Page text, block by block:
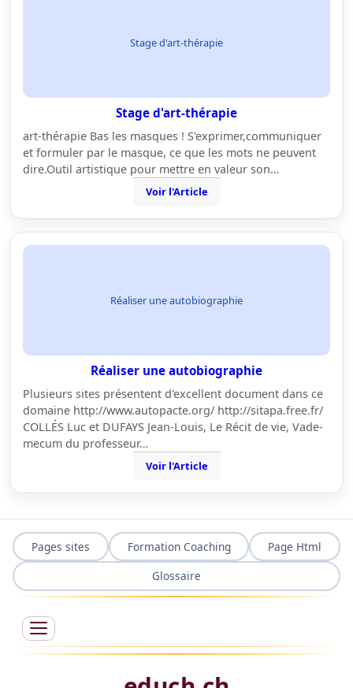
Stage d'art-thérapie
Stage d'art-thérapie
art-thérapie Bas les masques ! S'exprimer,communiquer
et formuler par le masque, ce que les mots ne peuvent
dire.Outil artistique pour mettre en valeur son…
Voir l'Article
Réaliser une autobiographie
Réaliser une autobiographie
Plusieurs sites présentent d'excellent document dans ce
domaine http://www.autopacte.org/ http://sitapa.free.fr/
COLLÉS Luc et DUFAYS Jean-Louis, Le Récit de vie, Vade-
mecum du professeur…
Voir l'Article
Pages sites Formation Coaching
Page Html
Glossaire